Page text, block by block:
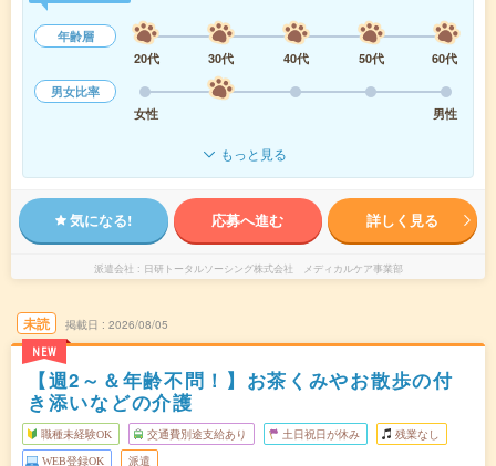
年齢層
20代
30代 40代 50代
60代
男女比率
女性
男性
もっと見る
気になる! 応募へ進む 詳しく見る
派遣会社 日研トータルソーシング株式会社 メディカルケア事業部
未読
NEW
掲載日 2026/08/05
【週2～＆年齢不問！】お茶くみやお散歩の付
き添いなどの介護
職種未経験OK 交通費別途支給あり 土日祝日が休み 残業なし
WEB登録OK 派遣